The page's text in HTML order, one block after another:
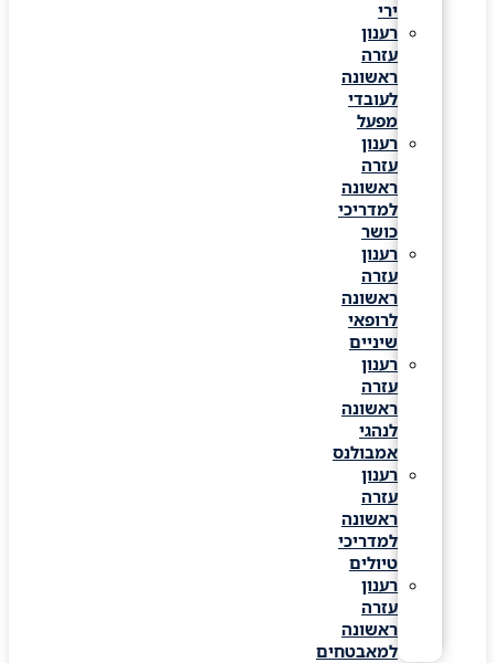
רענון
עזרה
ראשונה
לעובדי
מפעל
רענון
עזרה
ראשונה
למדריכי
כושר
רענון
עזרה
ראשונה
לרופאי
שיניים
רענון
עזרה
ראשונה
לנהגי
אמבולנס
רענון
עזרה
ראשונה
למדריכי
טיולים
רענון
עזרה
ראשונה
למאבטחים